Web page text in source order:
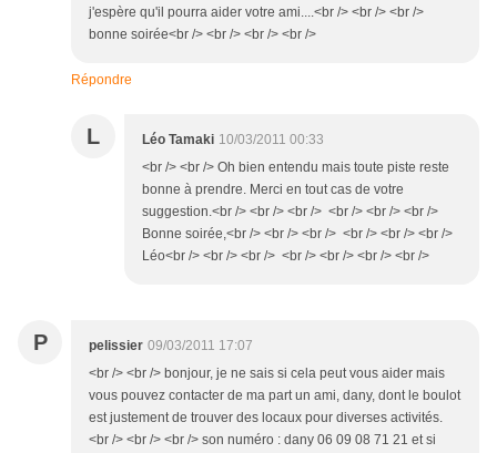
j'espère qu'il pourra aider votre ami....<br /> <br /> <br />
bonne soirée<br /> <br /> <br /> <br />
Répondre
L Léo Tamaki 10/03/2011 00:33
<br /> <br /> Oh bien entendu mais toute piste reste
bonne à prendre. Merci en tout cas de votre
suggestion.<br /> <br /> <br /> <br /> <br /> <br />
Bonne soirée,<br /> <br /> <br /> <br /> <br /> <br />
Léo<br /> <br /> <br /> <br /> <br /> <br /> <br />
P pelissier 09/03/2011 17:07
<br /> <br /> bonjour, je ne sais si cela peut vous aider mais
vous pouvez contacter de ma part un ami, dany, dont le boulot
est justement de trouver des locaux pour diverses activités.
<br /> <br /> <br /> son numéro : dany 06 09 08 71 21 et si